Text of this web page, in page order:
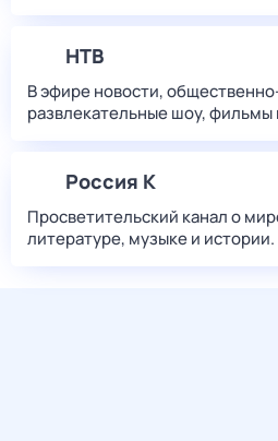
НТВ
В эфире новости,
развлекательные шоу, фильмы
Россия К
Просветительский канал о
литературе, музыке и истории.